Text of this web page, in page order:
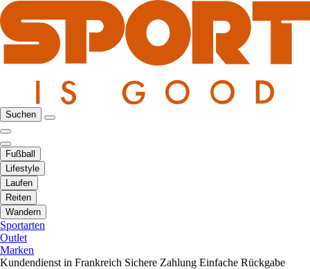
Suchen
Fußball
Lifestyle
Laufen
Reiten
Wandern
Sportarten
Outlet
Marken
Kundendienst in Frankreich Sichere Zahlung Einfache Rückgabe